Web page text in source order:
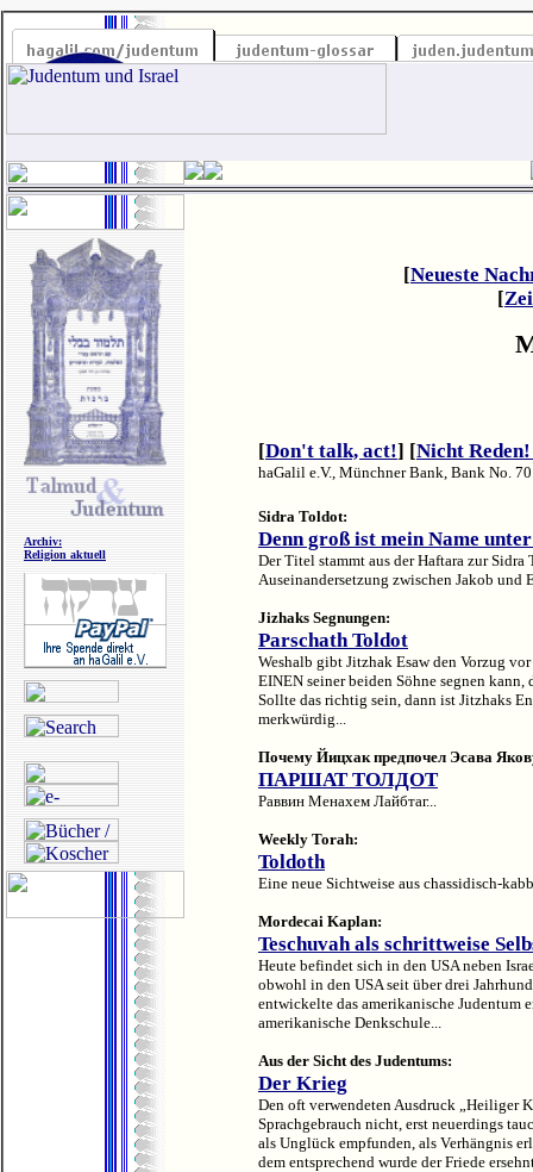
Archiv:
Religion aktuell
[Neueste
[
[Don't talk, act!] [Nicht
haGalil e.V., Münchner Bank, Bank No.
Sidra Toldot:
Denn groß ist mein Name
Der Titel stammt aus der Haftara zur
Auseinandersetzung zwischen Jakob und
Jizhaks Segnungen:
Parschath Toldot
Weshalb gibt Jitzhak Esaw den Vorzug
EINEN seiner beiden Söhne segnen
Sollte das richtig sein, dann ist Jitzhaks
merkwürdig...
Почему Йицхак предпочел Эсава
ПАРШАТ ТОЛДОТ
Раввин Менахем Лайбтаг...
Weekly Torah:
Toldoth
Eine neue Sichtweise aus chassidisch-
Mordecai Kaplan:
Teschuvah als schrittweise
Heute befindet sich in den USA neben
obwohl in den USA seit über drei
entwickelte das amerikanische Judentum
amerikanische Denkschule...
Aus der Sicht des Judentums:
Der Krieg
Den oft verwendeten Ausdruck „Heiliger
Sprachgebrauch nicht, erst neuerdings
als Unglück empfunden, als Verhängnis
dem entsprechend wurde der Friede